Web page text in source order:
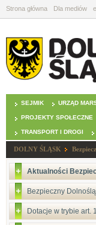
Strona główna Dla mediów
SEJMIK URZĄD
PROJEKTY SPOŁECZNE
TRANSPORT I DROGI
DOLNY ŚLĄSK
Aktualności
Bezpieczny
Dotacje w trybie art.